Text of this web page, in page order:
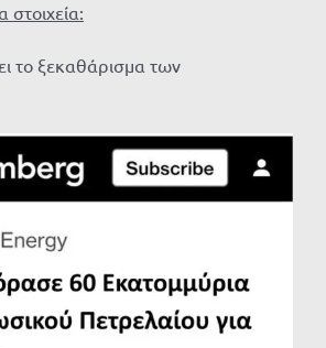
στοιχεία:
το ξεκαθάρισμα των